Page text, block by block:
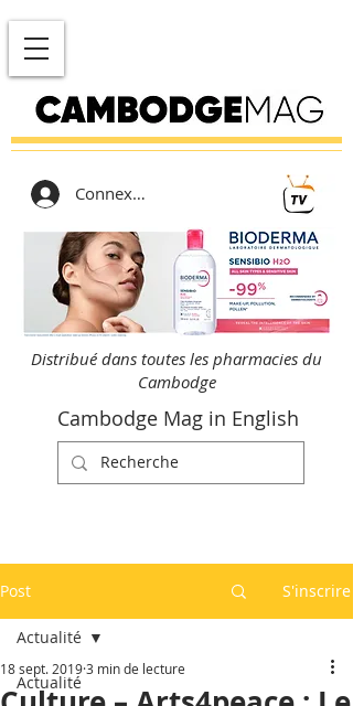
Connexion
Distribué dans toutes les pharmacies du
Cambodge
Cambodge Mag in English
Post S'inscrire
Actualité
Actualité
18 sept. 20193 min de lecture